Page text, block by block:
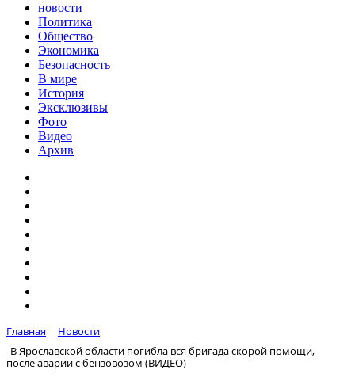
новости
Политика
Общество
Экономика
Безопасность
В мире
История
Эксклюзивы
Фото
Видео
Архив
Главная
Новости
В Ярославской области погибла вся бригада скорой помощи,
после аварии с бензовозом (ВИДЕО)